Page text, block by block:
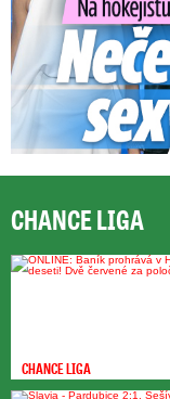
CHANCE LIGA
CHANCE LIGA